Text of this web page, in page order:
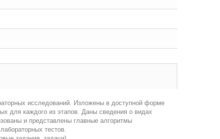
исследований. Изложены в доступной форме
для каждого из этапов. Даны сведения о видах
и представлены главные алгоритмы
тестов.